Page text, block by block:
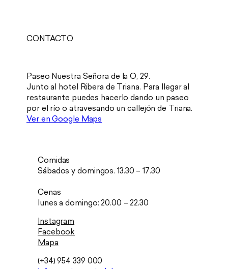
CONTACTO
Paseo Nuestra Señora de la O, 29.
Junto al hotel Ribera de Triana. Para llegar al
restaurante puedes hacerlo dando un paseo
por el río o atravesando un callejón de Triana.
Ver en Google Maps
Comidas
Sábados y domingos. 13.30 – 17.30
Cenas
lunes a domingo: 20.00 – 22.30
Instagram
Facebook
Mapa
(+34) 954 339 000